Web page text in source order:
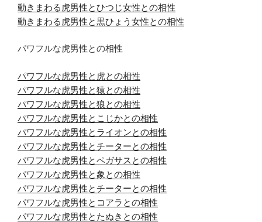
動きまわる虎男性とひつじ女性との相性
動きまわる虎男性と黒ひょう女性との相性
パワフルな虎男性との相性
パワフルな虎男性と虎との相性
パワフルな虎男性と猿との相性
パワフルな虎男性と狼との相性
パワフルな虎男性とこじかとの相性
パワフルな虎男性とライオンとの相性
パワフルな虎男性とチーターとの相性
パワフルな虎男性とペガサスとの相性
パワフルな虎男性と象との相性
パワフルな虎男性とチーターとの相性
パワフルな虎男性とコアラとの相性
パワフルな虎男性とたぬきとの相性